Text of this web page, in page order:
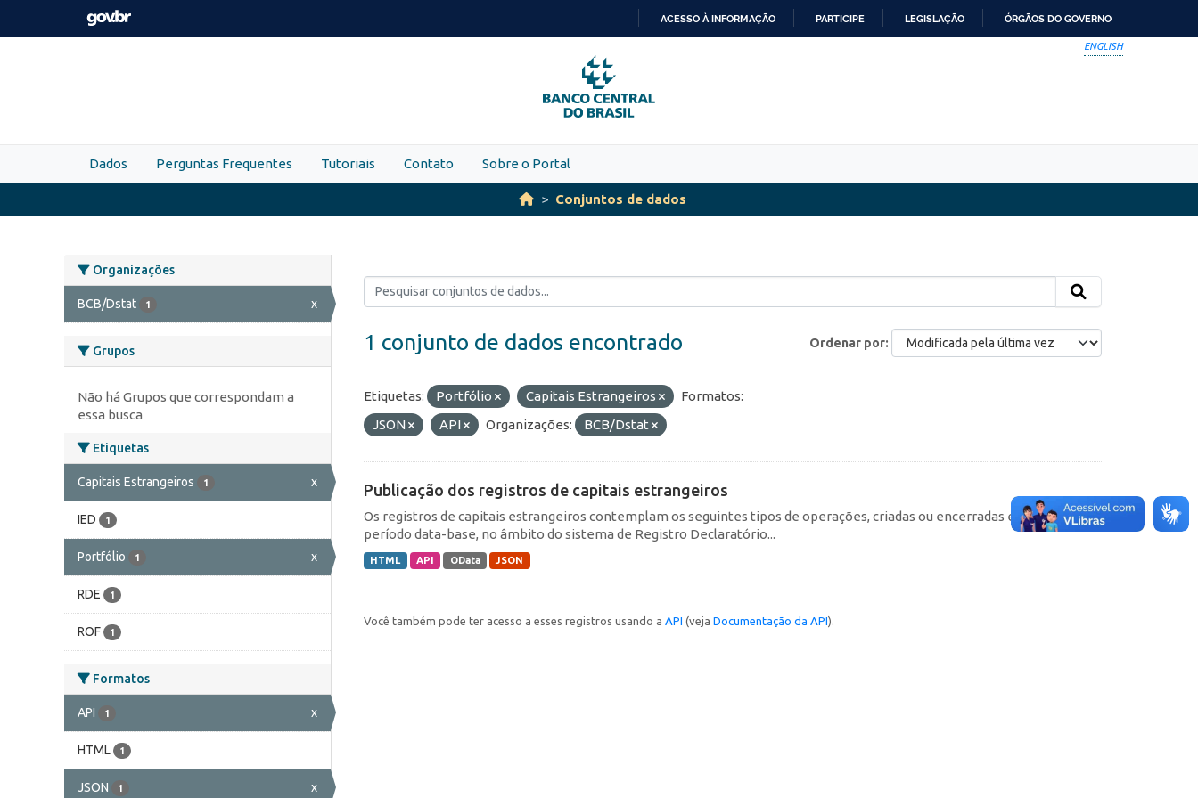
Skip to main content
PARA
O
CONTEÚDO
ACESSO À INFORMAÇÃO PARTICIPE LEGISLAÇÃO ÓRGÃOS DO GOVERNO
ENGLISH
Dados Perguntas Frequentes Tutoriais Contato Sobre o Portal
Conjuntos de dados
Organizações
BCB/Dstat 1 x
Grupos
Não há Grupos que correspondam a
essa busca
Etiquetas
Capitais Estrangeiros 1 x
IED 1
Portfólio 1 x
RDE 1
ROF 1
Formatos
API 1 x
HTML 1
JSON 1 x
Ordenar por
1 conjunto de dados encontrado
Etiquetas: Portfólio Capitais Estrangeiros
Formatos:
JSON
API Organizações: BCB/Dstat
Publicação dos registros de capitais estrangeiros
Os registros de capitais estrangeiros contemplam os seguintes tipos de operações, criadas ou encerradas em cada
período data-base, no âmbito do sistema de Registro Declaratório...
HTML API OData JSON
Você também pode ter acesso a esses registros usando a API (veja Documentação da API).